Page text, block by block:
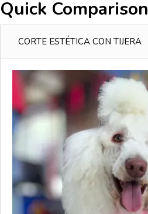
Quick Comparison
CORTE ESTÉTICA CON TIJERA